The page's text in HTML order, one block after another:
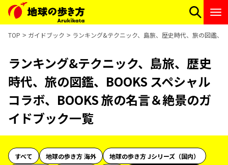
TOP ガイドブック ランキング&テクニック、島旅、歴史時代、旅の図鑑、
ランキング&テクニック、島旅、歴史
時代、旅の図鑑、BOOKS スペシャル
コラボ、BOOKS 旅の名言＆絶景のガ
イドブック一覧
すべて 地球の歩き方 海外
地球の歩き方 Jシリーズ（国内）